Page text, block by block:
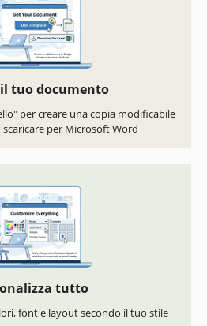
tuo documento
per creare una copia modificabile
scaricare per Microsoft Word
tutto
font e layout secondo il tuo stile